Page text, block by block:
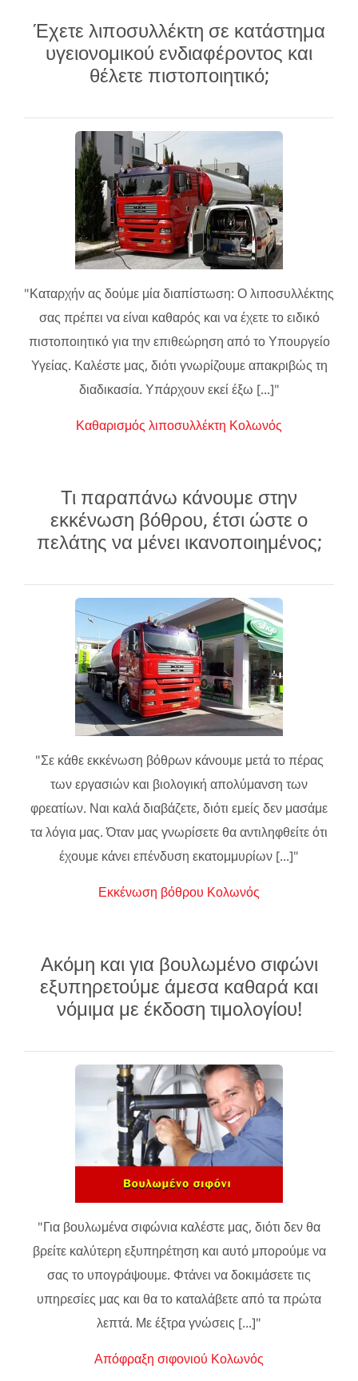
Έχετε λιποσυλλέκτη σε κατάστημα
υγειονομικού ενδιαφέροντος και
θέλετε πιστοποιητικό;
"Καταρχήν ας δούμε μία διαπίστωση: Ο λιποσυλλέκτης
σας πρέπει να είναι καθαρός και να έχετε το ειδικό
πιστοποιητικό για την επιθεώρηση από το Υπουργείο
Υγείας. Καλέστε μας, διότι γνωρίζουμε απακριβώς τη
διαδικασία. Υπάρχουν εκεί έξω [...]"
Καθαρισμός λιποσυλλέκτη Κολωνός
Τι παραπάνω κάνουμε στην
εκκένωση βόθρου, έτσι ώστε ο
πελάτης να μένει ικανοποιημένος;
"Σε κάθε εκκένωση βόθρων κάνουμε μετά το πέρας
των εργασιών και βιολογική απολύμανση των
φρεατίων. Ναι καλά διαβάζετε, διότι εμείς δεν μασάμε
τα λόγια μας. Όταν μας γνωρίσετε θα αντιληφθείτε ότι
έχουμε κάνει επένδυση εκατομμυρίων [...]"
Εκκένωση βόθρου Κολωνός
Ακόμη και για βουλωμένο σιφώνι
εξυπηρετούμε άμεσα καθαρά και
νόμιμα με έκδοση τιμολογίου!
"Για βουλωμένα σιφώνια καλέστε μας, διότι δεν θα
βρείτε καλύτερη εξυπηρέτηση και αυτό μπορούμε να
σας το υπογράψουμε. Φτάνει να δοκιμάσετε τις
υπηρεσίες μας και θα το καταλάβετε από τα πρώτα
λεπτά. Με έξτρα γνώσεις [...]"
Απόφραξη σιφονιού Κολωνός